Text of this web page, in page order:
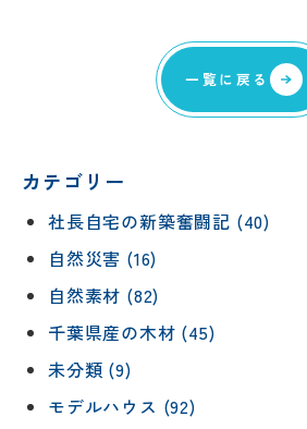
一覧に戻る
カテゴリー
社長自宅の新築奮闘記 (40)
自然災害 (16)
自然素材 (82)
千葉県産の木材 (45)
未分類 (9)
モデルハウス (92)